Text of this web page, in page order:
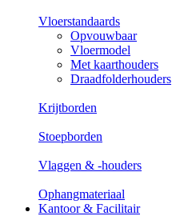
Vloerstandaards
Opvouwbaar
Vloermodel
Met kaarthouders
Draadfolderhouders
Krijtborden
Stoepborden
Vlaggen & -houders
Ophangmateriaal
Kantoor & Facilitair